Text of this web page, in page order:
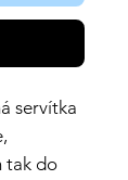
servítka
tak do